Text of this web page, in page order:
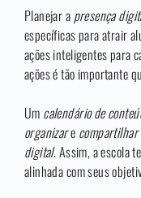
Planejar a presença
específicas para atrair
ações inteligentes para
ações é tão importante
Um calendário de
organizare compartilhar
digital. Assim, a escola
alinhada com seus